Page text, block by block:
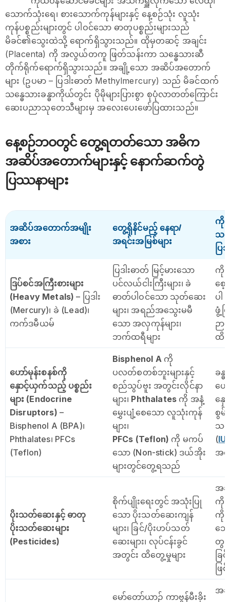
သောက်သုံးရေ၊ စားသောက်ကုန်များနှင့် နေ့စဉ်သုံး လူသုံး
ကုန်ပစ္စည်းများတွင် ပါဝင်သော ဓာတုပစ္စည်းများသည်
မိခင်၏သွေးထဲသို့ ရောက်ရှိသွားသည်။ ထိုမှတဆင့် အချင်း
(Placenta) ကို အလွယ်တကူ ဖြတ်သန်းကာ သန္ဓေသားဆီ
တိုက်ရိုက်ရောက်ရှိသွားသည်။ အချို့သော အဆိပ်အတောက်
များ (ဥပမာ – ပြဒါးဓာတ် Methylmercury) သည် မိခင်ထက်
သန္ဓေသားခန္ဓာကိုယ်တွင်း ပိုမိုများပြားစွာ စုပုံလာတတ်ကြောင်း
ဆေးပညာသုတေသီများမှ အလေးပေးဖော်ပြထားသည်။
နေ့စဉ်ဘဝတွင် တွေ့ရတတ်သော အဓိက
အဆိပ်အတောက်များနှင့် နောက်ဆက်တွဲ
ပြဿနာများ
အဆိပ်အတောက်အမျိုး
အစား
တွေ့ရှိနိင်မည့် နေရာ/
အရင်းအမြစ်များ
ကိုယ်
သန္
ပြ
ဒြပ်စင်အကြီးစားများ
(Heavy Metals) – ပြဒါး
(Mercury)၊ ခဲ (Lead)၊
ကက်ဒမီယမ်
ပြဒါးဓာတ် မြင့်မားသော
ပင်လယ်ငါးကြီးများ၊ ခဲ
ဓာတ်ပါဝင်သော သုတ်ဆေး
များ၊ အရည်အသွေးမမီ
သော အလှကုန်များ၊
ဘက်ထရီများ
ကိုယ်
စေ့
ပါ
ဖွံ့ဖ
ဉ
ထိခို
ဟော်မုန်းစနစ်ကို
နှောင့်ယှက်သည့် ပစ္စည်း
များ (Endocrine
Disruptors) –
Bisphenol A (BPA)၊
Phthalates၊ PFCs
(Teflon)
Bisphenol Aကို
ပလတ်စတစ်ဘူးများနှင့်
စည်သွပ်ဗူး အတွင်းလိုင်နာ
များ၊ Phthalates ကို အနံ့
မွှေးပျံ့စေသော လူသုံးကုန်
များ၊
PFCs (Teflon) ကို မကပ်
သော (Non-stick) ဒယ်အိုး
များတွင်တွေ့ရသည်
ခန္
ဟေ
နှေ
စွမ်
သန္
(
အဝ
ပိုးသတ်ဆေးနှင့် ဓာတု
ပိုးသတ်ဆေးများ
(Pesticides)
စိုက်ပျိုးရေးတွင် အသုံးပြု
သော ပိုးသတ်ဆေးကျန်
များ၊ ခြင်/ပိုးဟပ်သတ်
ဆေးများ၊ လုပ်ငန်းခွင်
အတွင်း ထိတွေ့မှုများ
အခ
ကို ပ
ကို
သွေ
တွ
ခြ
ဖြ
မော်တော်ယာဉ် ကာဗွန်မီးခိုး
အခ